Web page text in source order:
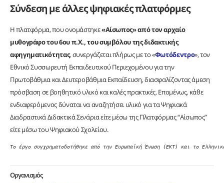
Σύνδεση με άλλες ψηφιακές πλατφόρμες
Η πλατφόρμα, που ονομάστηκε«Αίσωπος» από τον αρχαίο
μυθογράφο του 6ου π.Χ., του συμβόλου της διδακτικής
αφηγηματικότητας, συνεργάζεται πλήρως με το «Φωτόδεντρο», τον
Εθνικό Συσσωρευτή Εκπαιδευτικού Περιεχομένου για την
Πρωτοβάθμια και Δευτεροβάθμια Εκπαίδευση, διασφαλίζοντας άμεση
πρόσβαση σε βοηθητικό υλικό και καλές πρακτικές. Επομένως, κάθε
ενδιαφερόμενος δύναται να αναζητήσει υλικό για τα Ψηφιακά
Διαδραστικά Διδακτικά Σενάρια είτε μέσω της Πλατφόρμας “Αίσωπος”
είτε μέσω του Ψηφιακού Σχολείου.
Το έργο συγχρηματοδοτήθηκε από την Ευρωπαϊκή Ένωση (ΕΚΤ) και το
Οργανισμός